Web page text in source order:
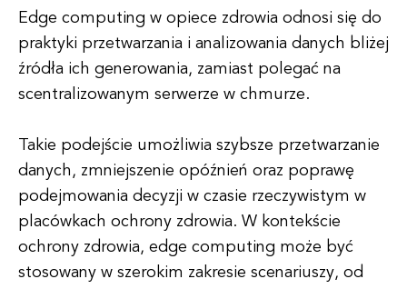
Edge computing w opiece zdrowia odnosi się do
praktyki przetwarzania i analizowania danych bliżej
źródła ich generowania, zamiast polegać na
scentralizowanym serwerze w chmurze.
Takie podejście umożliwia szybsze przetwarzanie
danych, zmniejszenie opóźnień oraz poprawę
podejmowania decyzji w czasie rzeczywistym w
placówkach ochrony zdrowia. W kontekście
ochrony zdrowia, edge computing może być
stosowany w szerokim zakresie scenariuszy, od